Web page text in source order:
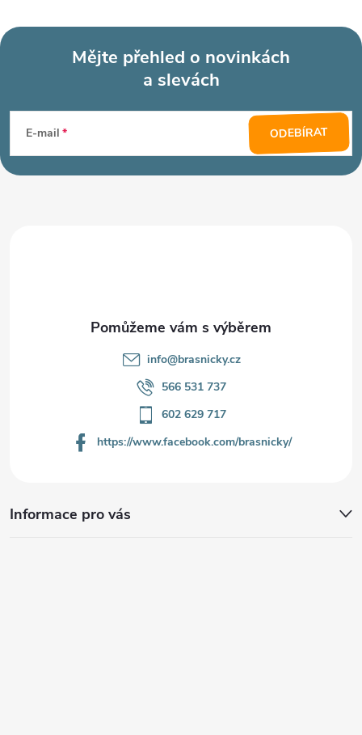
p
Mějte přehled o novinkách
a slevách
E-mail ODEBÍRAT
info@brasnicky.cz
566 531 737
602 629 717
https://www.facebook.com/brasnicky/
Informace pro vás